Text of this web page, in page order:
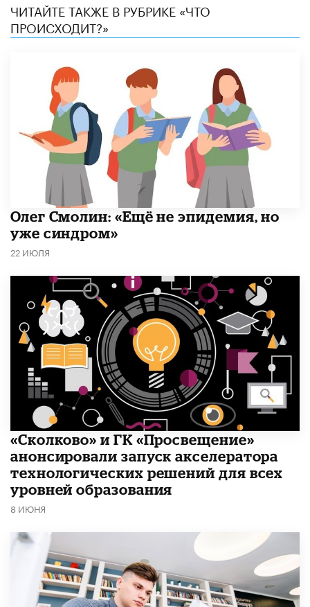
ЧИТАЙТЕ ТАКЖЕ В РУБРИКЕ «ЧТО
ПРОИСХОДИТ?»
​Олег Смолин: «Ещё не эпидемия, но
уже синдром»
22 ИЮЛЯ
«Сколково» и ГК «Просвещение»
анонсировали запуск акселератора
технологических решений для всех
уровней образования
8 ИЮНЯ